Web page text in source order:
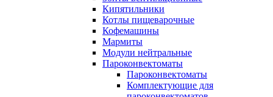
Кипятильники
Котлы пищеварочные
Кофемашины
Мармиты
Модули нейтральные
Пароконвектоматы
Пароконвектоматы
Комплектующие для